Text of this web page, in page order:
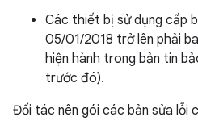
Các thiết bị sử dụng cấp
05/01/2018 trở lên phải
hiện hành trong bản tin
trước đó).
Đối tác nên gói các bản sửa lỗi